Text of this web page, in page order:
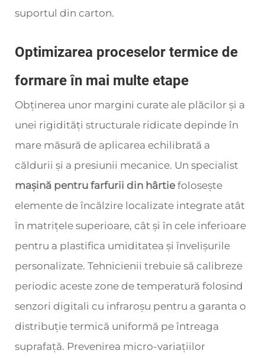
suportul din carton.
Optimizarea proceselor termice de
formare în mai multe etape
Obținerea unor margini curate ale plăcilor și a
unei rigidități structurale ridicate depinde în
mare măsură de aplicarea echilibrată a
căldurii și a presiunii mecanice. Un specialist
mașină pentru farfurii din hârtie folosește
elemente de încălzire localizate integrate atât
în matrițele superioare, cât și în cele inferioare
pentru a plastifica umiditatea și învelișurile
personalizate. Tehnicienii trebuie să calibreze
periodic aceste zone de temperatură folosind
senzori digitali cu infraroșu pentru a garanta o
distribuție termică uniformă pe întreaga
suprafață. Prevenirea micro-variațiilor